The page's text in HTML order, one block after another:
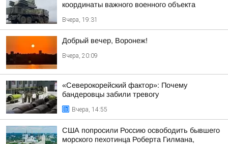
координаты важного военного объекта
Вчера, 19:31
Добрый вечер, Воронеж!
Вчера, 20:09
«Северокорейский фактор»: Почему
бандеровцы забили тревогу
Вчера, 14:55
США попросили Россию освободить бывшего
морского пехотинца Роберта Гилмана,